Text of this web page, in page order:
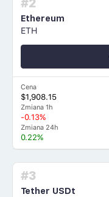
#2
Ethereum
ETH
Cena
$1,908.15
Zmiana 1h
-0.13%
Zmiana 24h
0.22%
#3
Tether USDt